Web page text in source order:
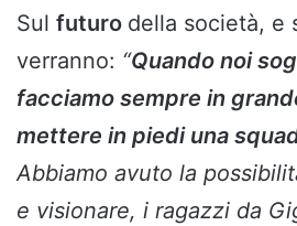
Sul futuro della società, e
verranno: “Quando noi
facciamo sempre in
mettere in piedi una
Abbiamo avuto la
e visionare, i ragazzi da